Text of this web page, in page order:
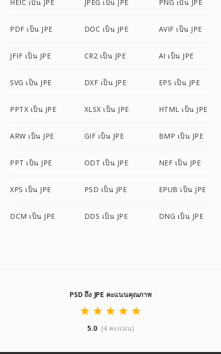
HEIC เป็น JPE JPEG เป็น JPE PNG เป็น JPE
PDF เป็น JPE DOC เป็น JPE AVIF เป็น JPE
JFIF เป็น JPE CR2 เป็น JPE AI เป็น JPE
SVG เป็น JPE DXF เป็น JPE EPS เป็น JPE
PPTX เป็น JPE XLSX เป็น JPE HTML เป็น JPE
ARW เป็น JPE GIF เป็น JPE BMP เป็น JPE
PPT เป็น JPE ODT เป็น JPE NEF เป็น JPE
XPS เป็น JPE PSD เป็น JPE EPUB เป็น JPE
DCM เป็น JPE DDS เป็น JPE DNG เป็น JPE
PSD ถึง JPE คะแนนคุณภาพ
5.0 (4 คะแนน)